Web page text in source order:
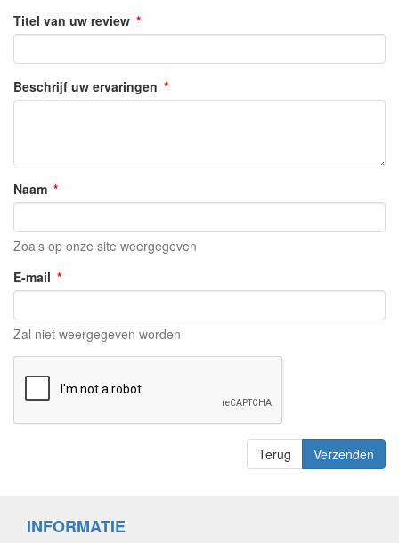
Titel van uw review
Beschrijf uw ervaringen
Naam
Zoals op onze site weergegeven
E-mail
Zal niet weergegeven worden
Terug Verzenden
INFORMATIE